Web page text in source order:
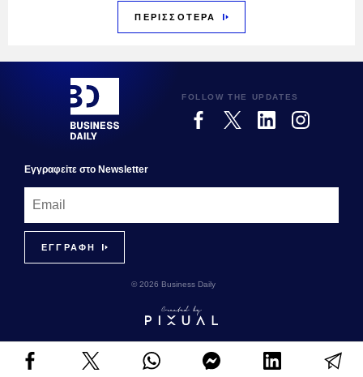
ΠΕΡΙΣΣΟΤΕΡΑ
FOLLOW THE UPDATES
Εγγραφεiτε στο Newsletter
© 2026 Business Daily